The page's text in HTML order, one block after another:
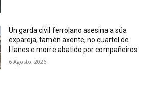
Un garda civil ferrolano asesina a súa
expareja, tamén axente, no cuartel de
Llanes e morre abatido por compañeiros
6 Agosto, 2026